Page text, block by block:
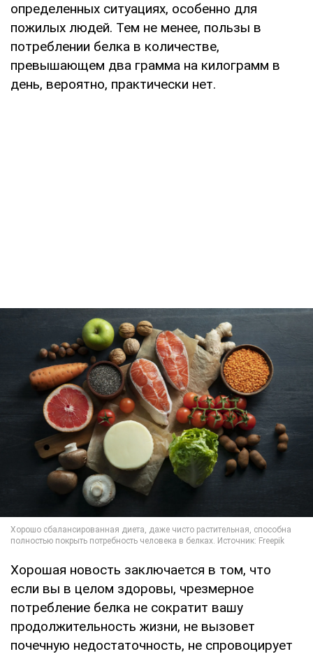
определенных ситуациях, особенно для
пожилых людей. Тем не менее, пользы в
потреблении белка в количестве,
превышающем два грамма на килограмм в
день, вероятно, практически нет.
Хорошая новость заключается в том, что
если вы в целом здоровы, чрезмерное
потребление белка не сократит вашу
продолжительность жизни, не вызовет
почечную недостаточность, не спровоцирует